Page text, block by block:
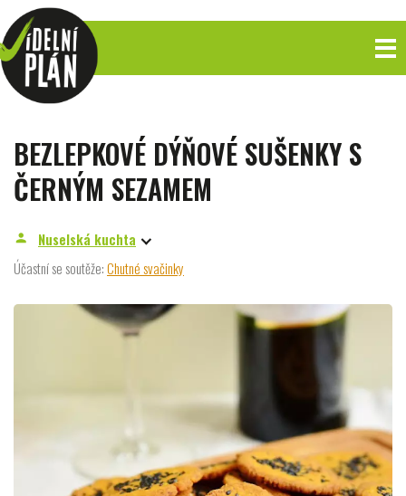
BEZLEPKOVÉ DÝŇOVÉ SUŠENKY S
ČERNÝM SEZAMEM
person
Nuselská kuchta
Účastní se soutěže:Chutné svačinky